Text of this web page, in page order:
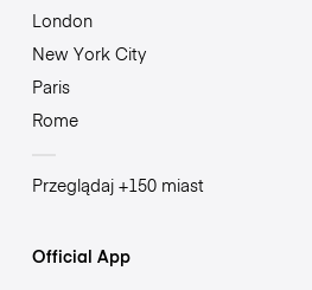
London
New York City
Paris
Rome
Przeglądaj +150 miast
Official App